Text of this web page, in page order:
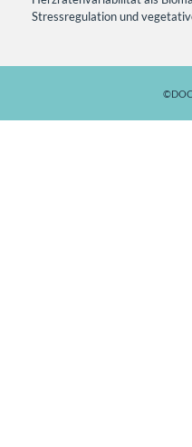
Stressregulation und